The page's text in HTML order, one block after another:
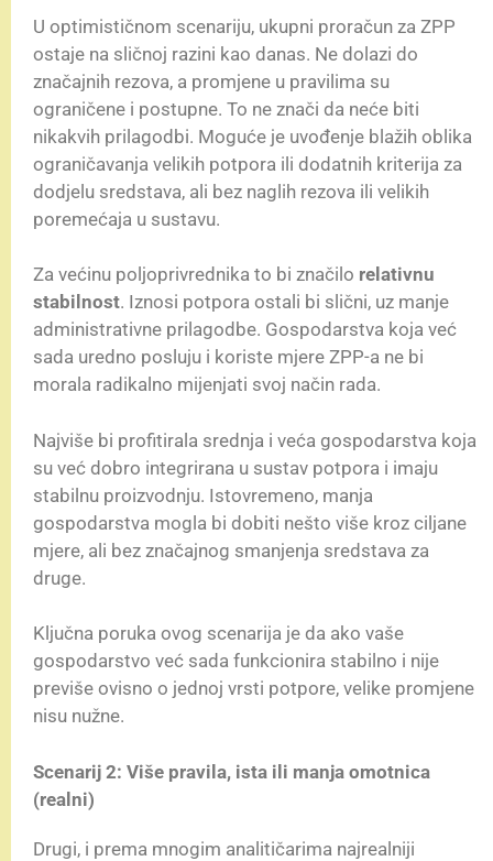
U optimističnom scenariju, ukupni proračun za ZPP
ostaje na sličnoj razini kao danas. Ne dolazi do
značajnih rezova, a promjene u pravilima su
ograničene i postupne. To ne znači da neće biti
nikakvih prilagodbi. Moguće je uvođenje blažih oblika
ograničavanja velikih potpora ili dodatnih kriterija za
dodjelu sredstava, ali bez naglih rezova ili velikih
poremećaja u sustavu.
Za većinu poljoprivrednika to bi značilo relativnu
stabilnost. Iznosi potpora ostali bi slični, uz manje
administrativne prilagodbe. Gospodarstva koja već
sada uredno posluju i koriste mjere ZPP-a ne bi
morala radikalno mijenjati svoj način rada.
Najviše bi profitirala srednja i veća gospodarstva koja
su već dobro integrirana u sustav potpora i imaju
stabilnu proizvodnju. Istovremeno, manja
gospodarstva mogla bi dobiti nešto više kroz ciljane
mjere, ali bez značajnog smanjenja sredstava za
druge.
Ključna poruka ovog scenarija je da ako vaše
gospodarstvo već sada funkcionira stabilno i nije
previše ovisno o jednoj vrsti potpore, velike promjene
nisu nužne.
Scenarij 2: Više pravila, ista ili manja omotnica
(realni)
Drugi, i prema mnogim analitičarima najrealniji